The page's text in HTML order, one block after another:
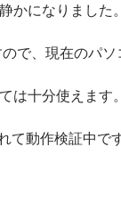
かになりました。
で、現在のパ
は十分使えます。
て動作検証中です